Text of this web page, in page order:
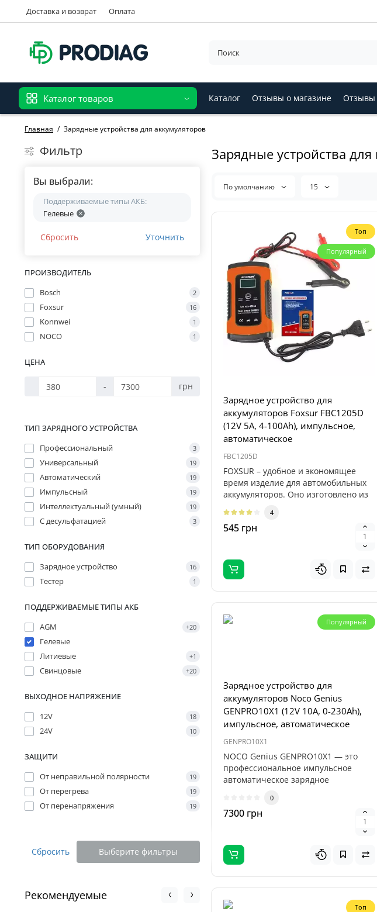
Доставка и возврат Оплата
Каталог товаров Каталог Отзывы о магазине Отзывы
Главная Зарядные устройства для аккумуляторов
Фильтр
Вы выбрали:
Поддерживаемые типы АКБ:
Гелевые
Сбросить Уточнить
ПРОИЗВОДИТЕЛЬ
Bosch
2
Foxsur 16
Konnwei 1
NOCO 1
ЦЕНА
- грн
ТИП ЗАРЯДНОГО УСТРОЙСТВА
Профессиональный
3
Универсальный 19
Автоматический 19
Импульсный 19
Интеллектуальный (умный) 19
С десульфатацией 3
ТИП ОБОРУДОВАНИЯ
Зарядное устройство
16
Тестер 1
ПОДДЕРЖИВАЕМЫЕ ТИПЫ АКБ
AGM
+20
Гелевые
Литиевые
+1
Свинцовые +20
ВЫХОДНОЕ НАПРЯЖЕНИЕ
12V
18
24V 10
ЗАЩИТИ
От неправильной полярности
19
От перегрева 19
От перенапряжения 19
Сбросить Выберите фильтры
Рекомендуемые
Зарядные устройства
По умолчанию 15
Топ
Популярный
Зарядное устройство для
аккумуляторов Foxsur FBC1205D
(12V 5A, 4-100Ah), импульсное,
автоматическое
FBC1205D
FOXSUR – удобное и экономящее
время изделие для автомобильных
аккумуляторов. Оно изготовлено из
4
545 грн
Популярный
Зарядное устройство для
аккумуляторов Noco Genius
GENPRO10X1 (12V 10A, 0-230Ah),
импульсное, автоматическое
GENPRO10X1
NOCO Genius GENPRO10X1 — это
профессиональное импульсное
автоматическое зарядное
0
7300 грн
Топ